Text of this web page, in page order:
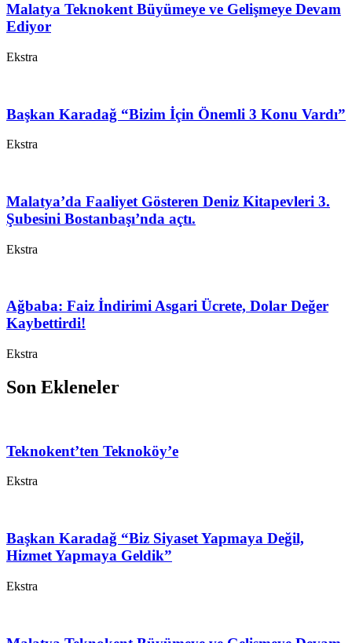
Malatya Teknokent Büyümeye ve Gelişmeye Devam
Ediyor
Ekstra
Başkan Karadağ “Bizim İçin Önemli 3 Konu Vardı”
Ekstra
Malatya’da Faaliyet Gösteren Deniz Kitapevleri 3.
Şubesini Bostanbaşı’nda açtı.
Ekstra
Ağbaba: Faiz İndirimi Asgari Ücrete, Dolar Değer
Kaybettirdi!
Ekstra
Son Ekleneler
Teknokent’ten Teknoköy’e
Ekstra
Başkan Karadağ “Biz Siyaset Yapmaya Değil,
Hizmet Yapmaya Geldik”
Ekstra